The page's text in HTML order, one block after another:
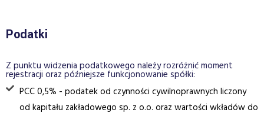
Podatki
Z punktu widzenia podatkowego należy rozróżnić moment
rejestracji oraz późniejsze funkcjonowanie spółki:
PCC 0,5% - podatek od czynności cywilnoprawnych liczony
od kapitału zakładowego sp. z o.o. oraz wartości wkładów do